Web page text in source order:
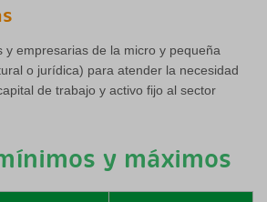
y empresarias de la micro y pequeña
o jurídica) para atender la necesidad
de trabajo y activo fijo al sector
y máximos